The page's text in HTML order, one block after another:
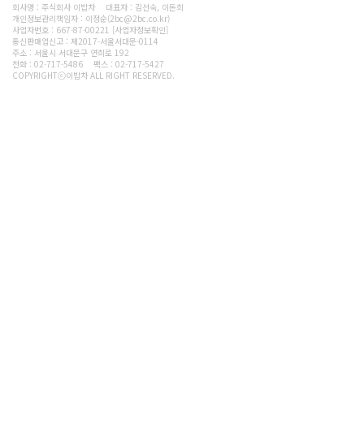
회사명 : 주식회사 이밥차
대표자 : 김선숙, 이돈희
개인정보관리책임자 : 이정순(2bc@2bc.co.kr)
사업자번호 : 667-87-00221 [사업자정보확인]
통신판매업신고 : 제2017-서울서대문-0114
주소 : 서울시 서대문구 연희로 192
전화 :02-717-5486
팩스 : 02-717-5427
COPYRIGHTⓒ이밥차 ALL RIGHT RESERVED.